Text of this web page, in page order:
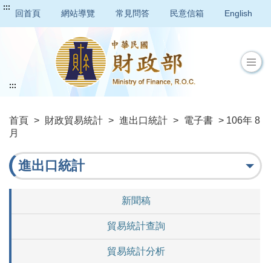
:::
回首頁 網站導覽 常見問答 民意信箱 English
首頁 > 財政貿易統計 > 進出口統計 > 電子書 > 106年 8
月
:::
進出口統計
新聞稿
貿易統計查詢
貿易統計分析